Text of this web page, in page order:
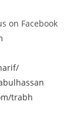
on Facebook
trabh